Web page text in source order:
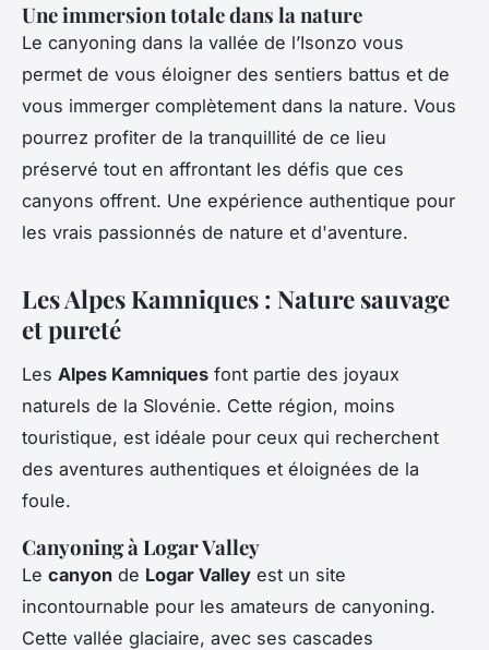
Une immersion totale dans la nature
Le canyoning dans la vallée de l’Isonzo vous
permet de vous éloigner des sentiers battus et de
vous immerger complètement dans la nature. Vous
pourrez profiter de la tranquillité de ce lieu
préservé tout en affrontant les défis que ces
canyons offrent. Une expérience authentique pour
les vrais passionnés de nature et d'aventure.
Les Alpes Kamniques : Nature sauvage
et pureté
Les Alpes Kamniques font partie des joyaux
naturels de la Slovénie. Cette région, moins
touristique, est idéale pour ceux qui recherchent
des aventures authentiques et éloignées de la
foule.
Canyoning à Logar Valley
Le canyon de Logar Valley est un site
incontournable pour les amateurs de canyoning.
Cette vallée glaciaire, avec ses cascades